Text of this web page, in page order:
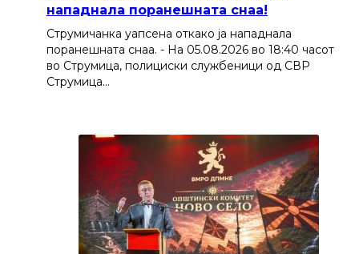
нападнала поранешната снаа!
Струмичанка уапсена откако ја нападнала
поранешната снаа. - На 05.08.2026 во 18:40 часот
во Струмица, полициски службеници од СВР
Струмица…